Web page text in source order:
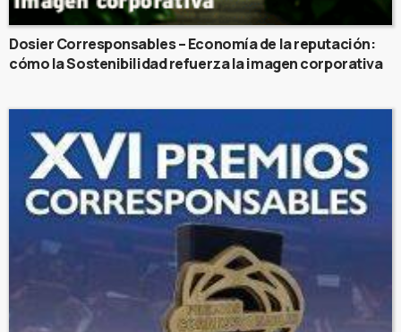
Dosier Corresponsables – Economía de la reputación:
cómo la Sostenibilidad refuerza la imagen corporativa